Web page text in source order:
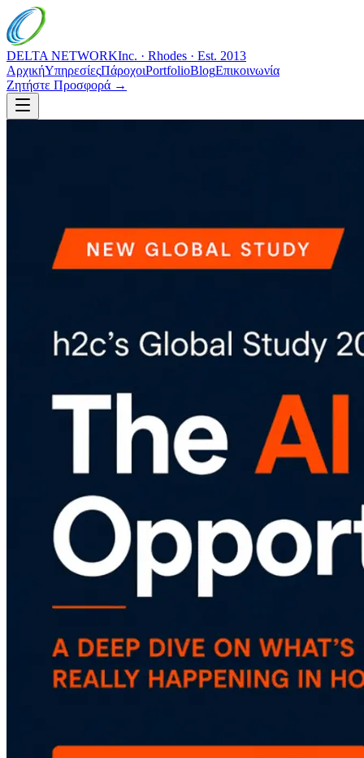
DELTA NETWORKInc. · Rhodes · Est. 2013
ΑρχικήΥπηρεσίεςΠάροχοιPortfolioBlogΕπικοινωνία
Ζητήστε Προσφορά →